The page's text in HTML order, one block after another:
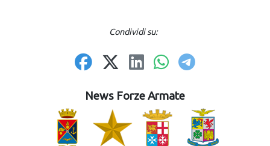
Condividi su:
News Forze Armate